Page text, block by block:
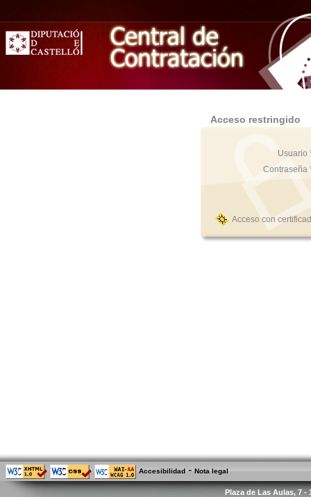
Acceso restringido
Usuario
Contraseña
Acceso con
Accesibilidad - Nota legal
Plaza de Las Aulas, 7 -